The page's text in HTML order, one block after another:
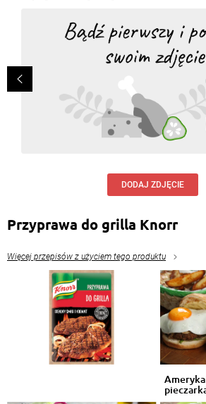
DODAJ ZDJĘCIE
Przyprawa do grilla Knorr
Więcej przepisów z użyciem tego produktu